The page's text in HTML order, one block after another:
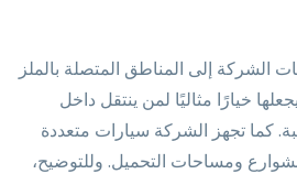
الشركة إلى المناطق المتصلة بالملز
خيارًا مثاليًا لمن ينتقل داخل
كما تجهز الشركة سيارات متعددة
ومساحات التحميل. وللتوضيح،